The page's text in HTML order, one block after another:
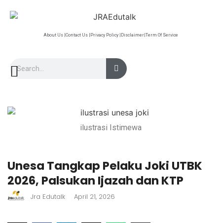
About Us | Contact Us | Privacy Policy | Disclaimer| Term Of Service
ilustrasi Istimewa
Unesa Tangkap Pelaku Joki UTBK
2026, Palsukan Ijazah dan KTP
Jra Edutalk April 21, 2026